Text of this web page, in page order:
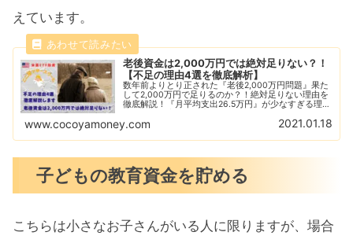
えています。
老後資金は2,000万円では絶対足りない？！
【不足の理由4選を徹底解析】
数年前よりとり正された『老後2,000万円問題』果た
して2,000万円で足りるのか？！絶対足りない理由を
徹底解説！『月平均支出26.5万円』が少なすぎる理
ンフレ問題。最後に対策を攻略します！
www.cocoyamoney.com 2021.01.18
子どもの教育資金を貯める
こちらは小さなお子さんがいる人に限りますが、場合